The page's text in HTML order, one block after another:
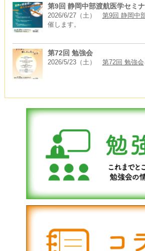
第9回 静岡中部渡航医学セミ
2026/6/27（土） 第9回 静岡中
催します。
第72回 勉強会
2026/5/23（土） 第72回 勉強会